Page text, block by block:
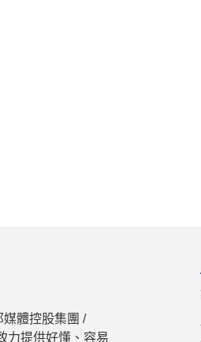
體控股集團 /
力提供好懂、容易